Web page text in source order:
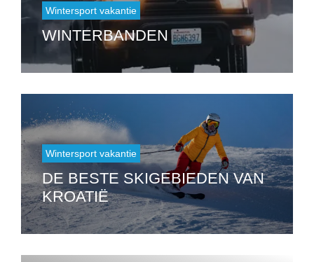
Wintersport vakantie
WINTERBANDEN
Wintersport vakantie
DE BESTE SKIGEBIEDEN VAN
KROATIË